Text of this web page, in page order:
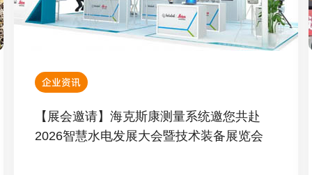
企业资讯
【展会邀请】海克斯康测量系统邀您共赴
2026智慧水电发展大会暨技术装备展览会